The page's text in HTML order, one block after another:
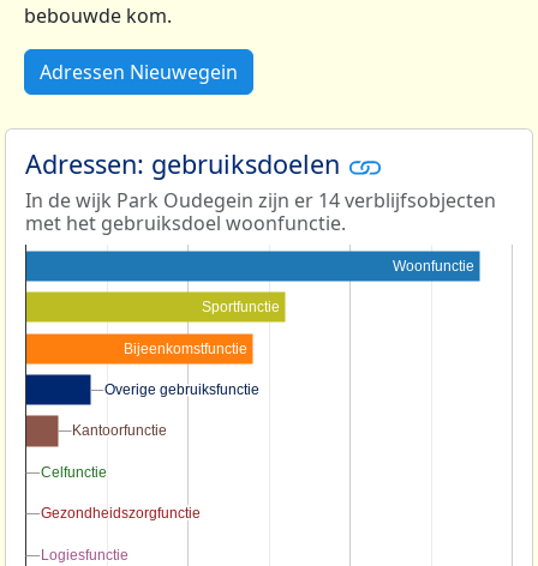
bebouwde kom.
Adressen Nieuwegein
Adressen: gebruiksdoelen
In de wijk Park Oudegein zijn er 14 verblijfsobjecten
met het gebruiksdoel woonfunctie.
Woonfunctie
Sportfunctie
Bijeenkomstfunctie
Overige gebruiksfunctie
Overige gebruiksfunctie
Kantoorfunctie
Kantoorfunctie
Celfunctie
Celfunctie
Gezondheidszorgfunctie
Gezondheidszorgfunctie
Logiesfunctie
Logiesfunctie